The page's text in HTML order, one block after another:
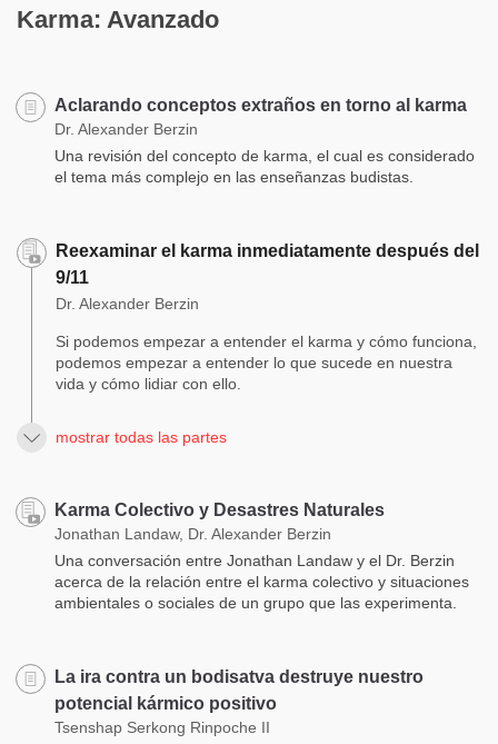
Karma: Avanzado
Aclarando conceptos extraños en torno al karma
Dr. Alexander Berzin
Una revisión del concepto de karma, el cual es considerado
el tema más complejo en las enseñanzas budistas.
Reexaminar el karma inmediatamente después del
9/11
Dr. Alexander Berzin
Si podemos empezar a entender el karma y cómo funciona,
podemos empezar a entender lo que sucede en nuestra
vida y cómo lidiar con ello.
mostrar todas las partes
Karma Colectivo y Desastres Naturales
Jonathan Landaw, Dr. Alexander Berzin
Una conversación entre Jonathan Landaw y el Dr. Berzin
acerca de la relación entre el karma colectivo y situaciones
ambientales o sociales de un grupo que las experimenta.
La ira contra un bodisatva destruye nuestro
potencial kármico positivo
Tsenshap Serkong Rinpoche II